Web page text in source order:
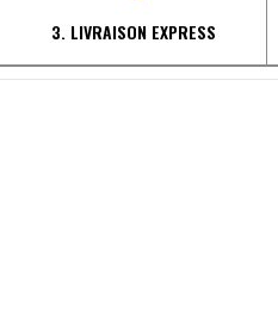
3. LIVRAISON EXPRESS